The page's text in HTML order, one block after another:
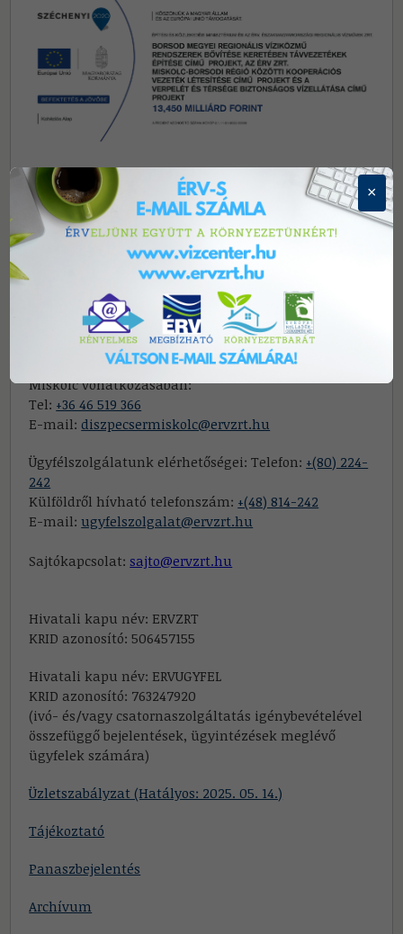
Központi elérhetőségeink
3700 Kazincbarcika, Tardonai út 1. Telefon:+(48) 514-
info@ervzrt.hu
Központi hibabejelentés 0-tól 24 óráig: Telefon:
224-242/ 1-es menüpont
E-mail:diszpecser@ervzrt.hu
Miskolc vonatkozásában:
Tel: +36 46 519 366
E-mail:diszpecsermiskolc@ervzrt.hu
Ügyfélszolgálatunk elérhetőségei: Telefon: +(80) 224-
242
Külföldről hívható telefonszám: +(48) 814-242
E-mail:ugyfelszolgalat@ervzrt.hu
Sajtókapcsolat:sajto@ervzrt.hu
Hivatali kapu név: ERVZRT
KRID azonosító: 506457155
Hivatali kapu név: ERVUGYFEL
KRID azonosító: 763247920
(ivó- és/vagy csatornaszolgáltatás igénybevételével
összefüggő bejelentések, ügyintézések meglévő
ügyfelek számára)
Üzletszabályzat (Hatályos: 2025. 05. 14.)
Tájékoztató
Panaszbejelentés
Archívum
×